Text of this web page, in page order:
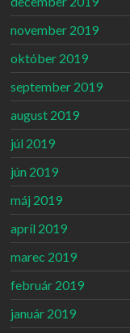
november 2019
október 2019
september 2019
august 2019
júl 2019
jún 2019
máj 2019
apríl 2019
marec 2019
február 2019
január 2019